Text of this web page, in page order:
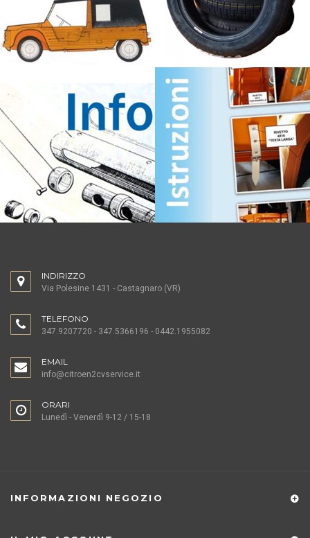
INDIRIZZO
Via Polesine 1431 - Castagnaro (VR)
TELEFONO
347.9207720 - 347.5366196 - 0442.1955082
EMAIL
info@citroen2cvservice.it
ORARI
Lunedì - Venerdì 9-12 / 15-18
INFORMAZIONI NEGOZIO